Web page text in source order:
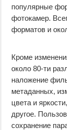
популярные
фотокамер.
форматов и
Кроме
около 80-ти
наложение
метаданных,
цвета и
другое.
сохранение